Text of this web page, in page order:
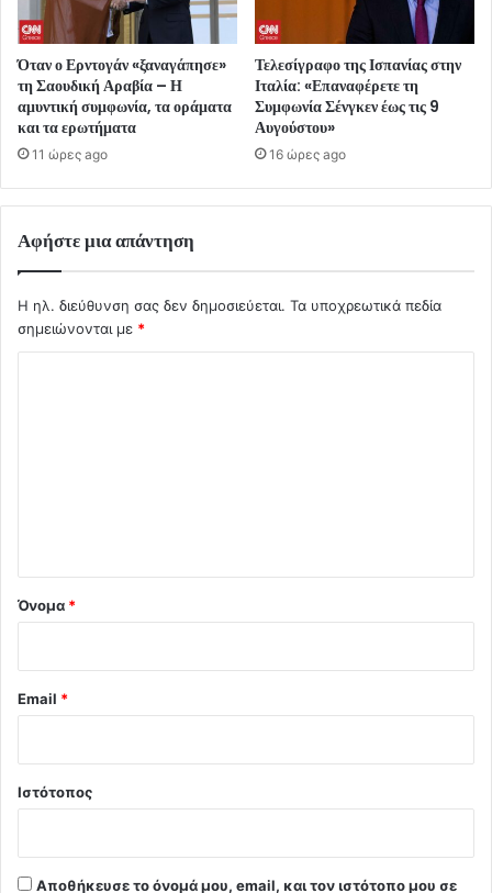
Όταν ο Ερντογάν «ξαναγάπησε»
τη Σαουδική Αραβία – Η
αμυντική συμφωνία, τα οράματα
και τα ερωτήματα
11 ώρες ago
Τελεσίγραφο της Ισπανίας στην
Ιταλία: «Επαναφέρετε τη
Συμφωνία Σένγκεν έως τις 9
Αυγούστου»
16 ώρες ago
Αφήστε μια απάντηση
Η ηλ. διεύθυνση σας δεν δημοσιεύεται. Τα υποχρεωτικά πεδία
σημειώνονται με *
Όνομα *
Email *
Ιστότοπος
Αποθήκευσε το όνομά μου, email, και τον ιστότοπο μου σε